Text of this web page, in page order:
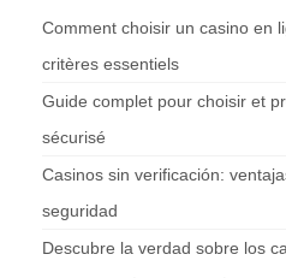
Comment choisir un casino en
critères essentiels
Guide complet pour choisir et
sécurisé
Casinos sin verificación:
seguridad
Descubre la verdad sobre los